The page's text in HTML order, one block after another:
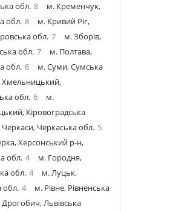
обл. 8
м. Кременчук,
обл. 8
м. Кривий Ріг,
обл. 7
м. Зборів,
обл. 7
м. Полтава,
обл. 6
м. Суми, Сумська
Хмельницький,
обл. 6
м.
Кіровоградська
Черкаська обл. 5
Херсонський р-н,
обл. 4
м. Городня,
обл. 4
м. Луцьк,
обл. 4
м. Рівне, Рівненська
Львівська